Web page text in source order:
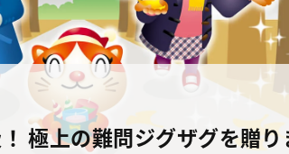
極上の難問ジグザグを贈